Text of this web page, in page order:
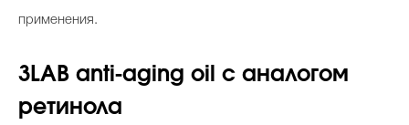
применения.
3LAB anti-aging oil с аналогом
ретинола